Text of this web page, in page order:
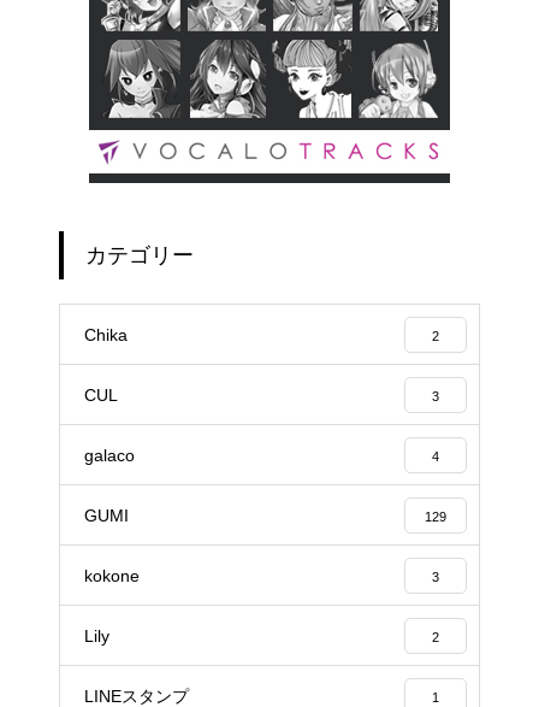
カテゴリー
Chika 2
CUL 3
galaco 4
GUMI 129
kokone 3
Lily 2
LINEスタンプ 1